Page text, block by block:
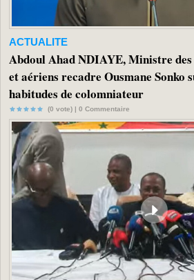
ACTUALITE
Abdoul Ahad NDIAYE, Ministre
et aériens recadre Ousmane Sonko
habitudes de colomniateur
(0 vote) | 0 Commentaire